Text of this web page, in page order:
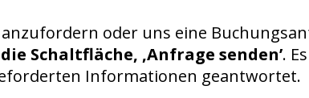
oder uns eine
Schaltfläche‚ ‚Anfrage senden’.
Informationen geantwortet.